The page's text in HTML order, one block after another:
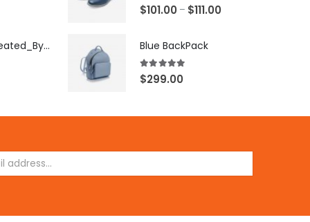
[X503248Z]_Created_By_FB
5.00 out of 5
$101.00 – $111.00
Blue BackPack
5.00out of 5
$299.00